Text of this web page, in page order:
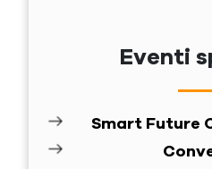
Eventi
Smart Future